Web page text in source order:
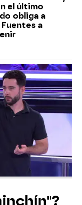
el último
obliga a
Fuentes a